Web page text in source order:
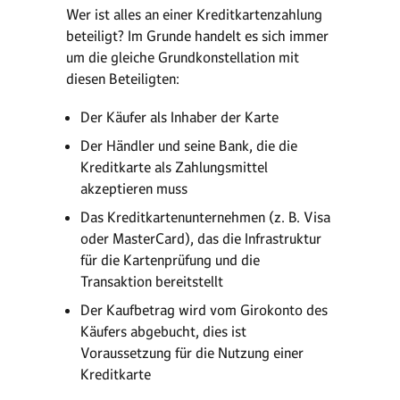
Wer ist alles an einer Kreditkartenzahlung
beteiligt? Im Grunde handelt es sich immer
um die gleiche Grundkonstellation mit
diesen Beteiligten:
Der Käufer als Inhaber der Karte
Der Händler und seine Bank, die die
Kreditkarte als Zahlungsmittel
akzeptieren muss
Das Kreditkartenunternehmen (z. B. Visa
oder MasterCard), das die Infrastruktur
für die Kartenprüfung und die
Transaktion bereitstellt
Der Kaufbetrag wird vom Girokonto des
Käufers abgebucht, dies ist
Voraussetzung für die Nutzung einer
Kreditkarte